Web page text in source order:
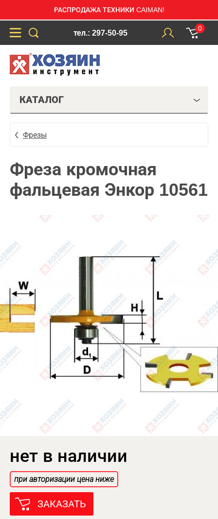
РАСПРОДАЖА ТЕХНИКИ CAIMAN!
тел.: 297-50-95
0
КАТАЛОГ
Фрезы
Фреза кромочная
фальцевая Энкор 10561
нет в наличии
при авторизации цена ниже
ЗАКАЗАТЬ